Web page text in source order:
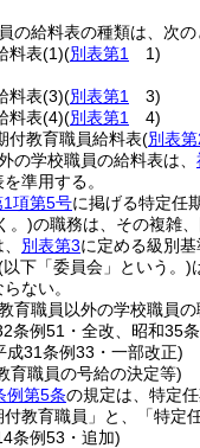
の給料表の種類は、次
料表(1)(別表第1
1)
料表(3)(別表第1
3)
料表(4)(別表第1
4)
付教育職員給料表(別表第
の学校職員の給料表は、
準用する。
1項第5号に掲げる特定任
。)の職務は、その複雑
別表第3に定める級別基
以下「委員会」という。)
ない。
育職員以外の学校職員の
条例51・全改、昭和35
成31条例33・一部改正)
育職員の号給の決定等)
例第5条の規定は、特定
教育職員」と、「特定
条例53・追加)